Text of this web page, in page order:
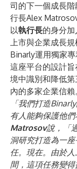
司的下一個成長
行長Alex
以執行長的身分
上市與企業成長規
Binarly運用獨家專
這座平台的設計
境中識別和降低
內的多家企業信賴
「我們打造
有人能夠保護他們
Matrosov說，「
洞研究打造為一
任。現在。由於
間，這項任務變得